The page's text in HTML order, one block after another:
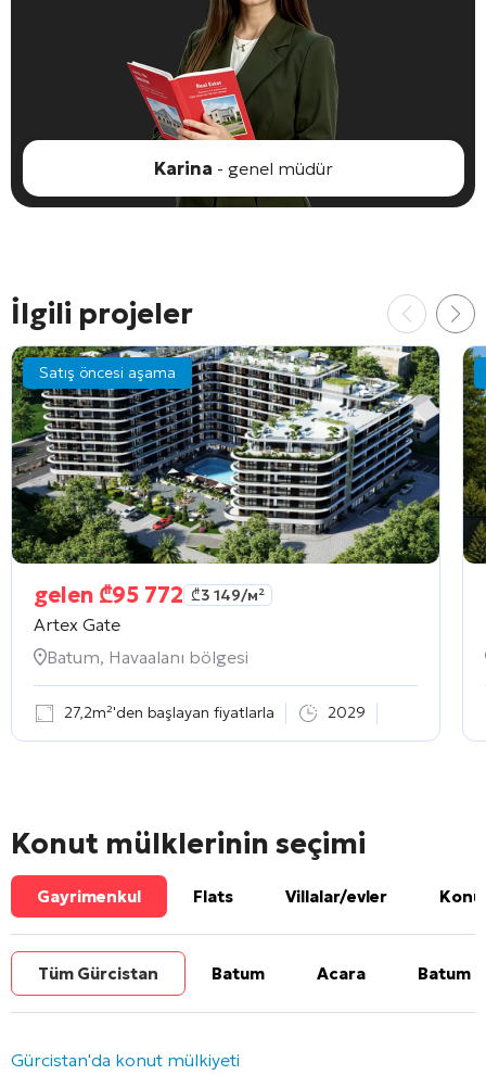
Karina - genel müdür
İlgili projeler
Satış öncesi aşama
gelen ₾95 772 ₾3 149/м²
Artex Gate
Batum, Havaalanı bölgesi
27,2m²'den başlayan fiyatlarla 2029
Konut mülklerinin seçimi
Gayrimenkul Flats Villalar/evler
Tüm Gürcistan Batum Acara Batum
Gürcistan'da konut mülkiyeti